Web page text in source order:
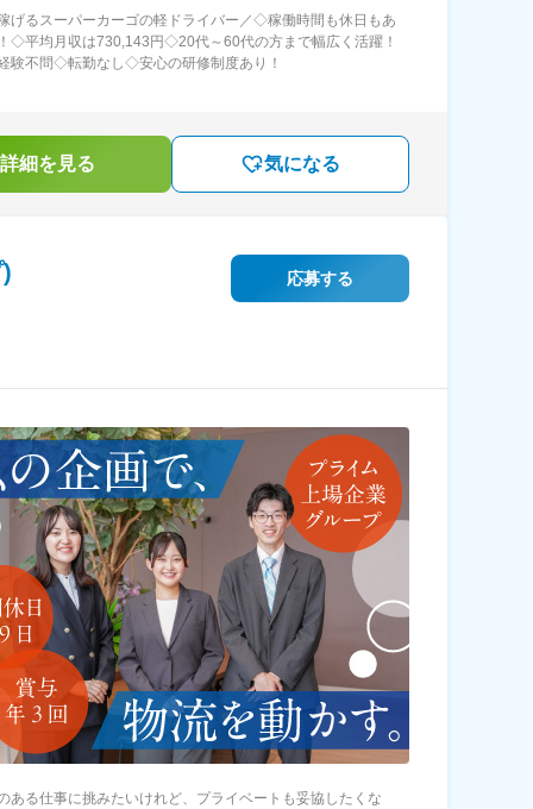
げるスーパーカーゴの軽ドライバー／◇稼働時間も休日もあ
◇平均月収は730,143円◇20代～60代の方まで幅広く活躍！
験不問◇転勤なし◇安心の研修制度あり！
細を見る 気になる
応募する
ある仕事に挑みたいけれど、プライベートも妥協したくな